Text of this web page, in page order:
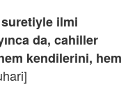
ilmi
da, cahiller
kendilerini, hem